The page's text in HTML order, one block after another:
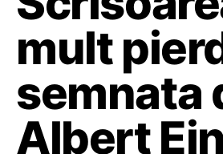
mult
semnata
Albert